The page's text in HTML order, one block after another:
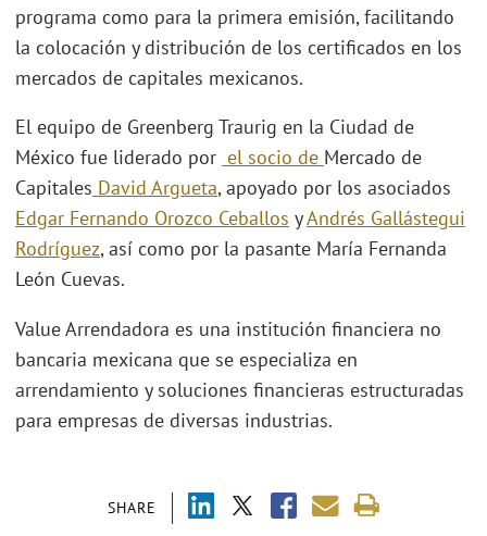
SHARE
programa como para la primera emisión, facilitando
la colocación y distribución de los certificados en los
mercados de capitales mexicanos.
El equipo de Greenberg Traurig en la Ciudad de
México fue liderado por el socio de Mercado de
Capitales David Argueta, apoyado por los asociados
Edgar Fernando Orozco Ceballos yAndrés Gallástegui
Rodríguez, así como por la pasante María Fernanda
León Cuevas.
Value Arrendadora es una institución financiera no
bancaria mexicana que se especializa en
arrendamiento y soluciones financieras estructuradas
para empresas de diversas industrias.